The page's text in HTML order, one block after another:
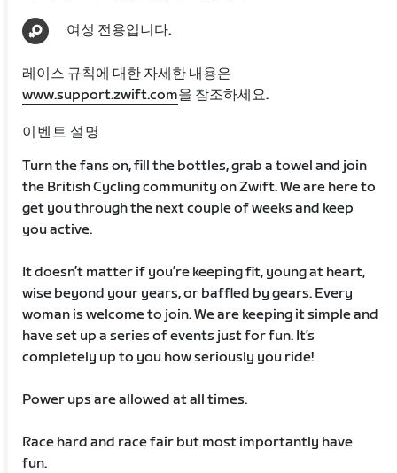
여성 전용입니다.
레이스 규칙에 대한 자세한 내용은
www.support.zwift.com을 참조하세요.
이벤트 설명
Turn the fans on, fill the bottles, grab a towel and join
the British Cycling community on Zwift. We are here to
get you through the next couple of weeks and keep
you active.
It doesn’t matter if you’re keeping fit, young at heart,
wise beyond your years, or baffled by gears. Every
woman is welcome to join. We are keeping it simple and
have set up a series of events just for fun. It’s
completely up to you how seriously you ride!
Power ups are allowed at all times.
Race hard and race fair but most importantly have
fun.